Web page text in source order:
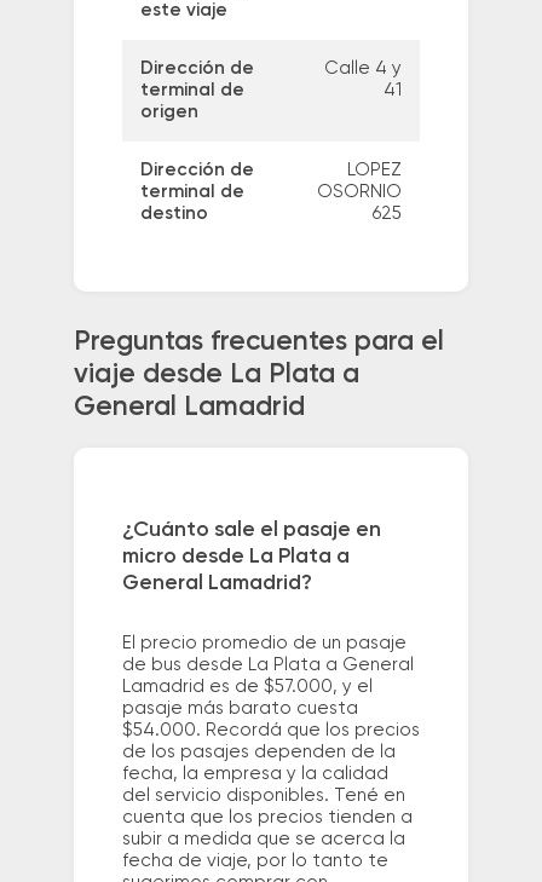
este viaje
Dirección de
terminal de
origen
Calle 4 y
41
Dirección de
terminal de
destino
LOPEZ
OSORNIO
625
Preguntas frecuentes para el
viaje desde La Plata a
General Lamadrid
¿Cuánto sale el pasaje en
micro desde La Plata a
General Lamadrid?
El precio promedio de un pasaje
de bus desde La Plata a General
Lamadrid es de $57.000, y el
pasaje más barato cuesta
$54.000. Recordá que los precios
de los pasajes dependen de la
fecha, la empresa y la calidad
del servicio disponibles. Tené en
cuenta que los precios tienden a
subir a medida que se acerca la
fecha de viaje, por lo tanto te